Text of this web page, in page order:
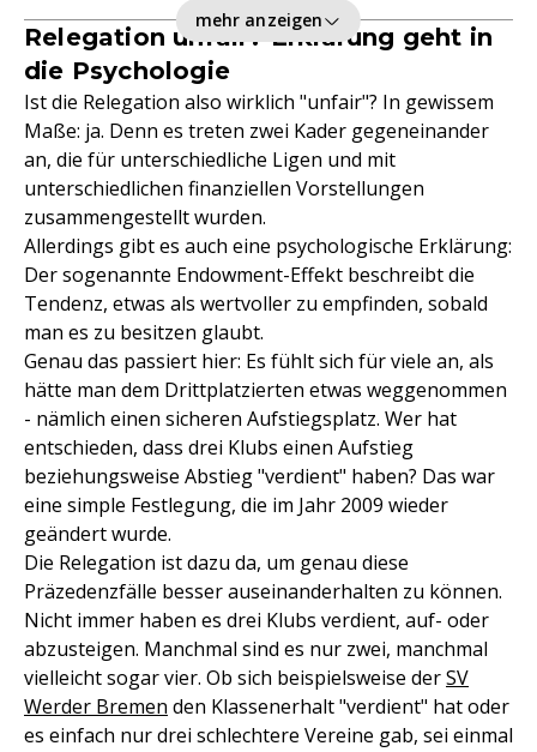
mehr anzeigen
Relegation unfair? Erklärung geht in
die Psychologie
Ist die Relegation also wirklich "unfair"? In gewissem
Maße: ja. Denn es treten zwei Kader gegeneinander
an, die für unterschiedliche Ligen und mit
unterschiedlichen finanziellen Vorstellungen
zusammengestellt wurden.
Allerdings gibt es auch eine psychologische Erklärung:
Der sogenannte Endowment-Effekt beschreibt die
Tendenz, etwas als wertvoller zu empfinden, sobald
man es zu besitzen glaubt.
Genau das passiert hier: Es fühlt sich für viele an, als
hätte man dem Drittplatzierten etwas weggenommen
- nämlich einen sicheren Aufstiegsplatz. Wer hat
entschieden, dass drei Klubs einen Aufstieg
beziehungsweise Abstieg "verdient" haben? Das war
eine simple Festlegung, die im Jahr 2009 wieder
geändert wurde.
Die Relegation ist dazu da, um genau diese
Präzedenzfälle besser auseinanderhalten zu können.
Nicht immer haben es drei Klubs verdient, auf- oder
abzusteigen. Manchmal sind es nur zwei, manchmal
vielleicht sogar vier. Ob sich beispielsweise derSV
Werder Bremen den Klassenerhalt "verdient" hat oder
es einfach nur drei schlechtere Vereine gab, sei einmal